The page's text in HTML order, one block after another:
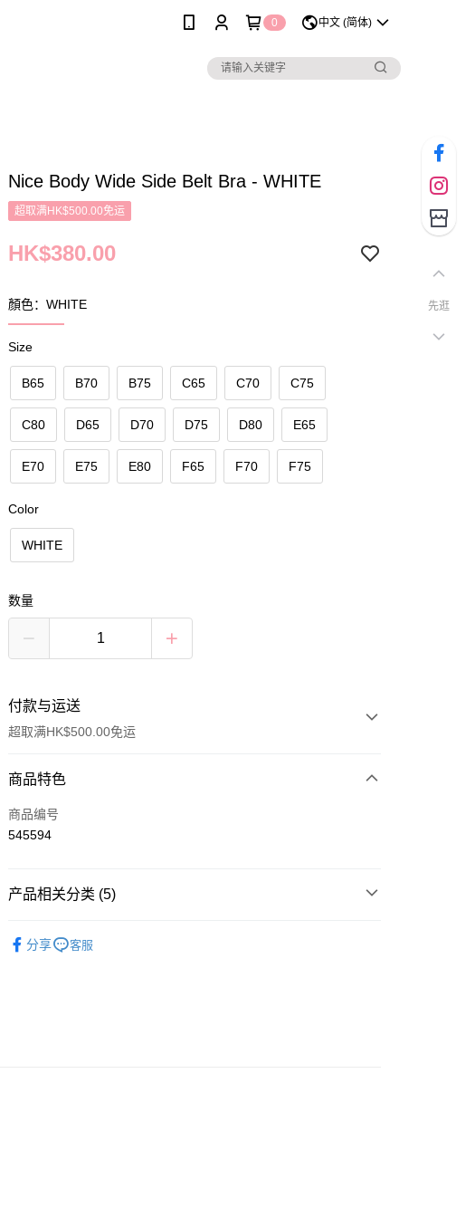
0 中文 (简体)
Nice Body Wide Side Belt Bra - WHITE
超取满HK$500.00免运
HK$380.00
顏色：WHITE
Size
B65 B70 B75 C65 C70 C75
C80 D65 D70 D75 D80 E65
E70 E75 E80 F65 F70 F75
Color
WHITE
数量
付款与运送
超取满HK$500.00免运
付款方式
信用卡
运送方式
付款後順豐自助櫃
商品特色
商品编号
545594
产品相关分类 (5)
分享 客服
先逛